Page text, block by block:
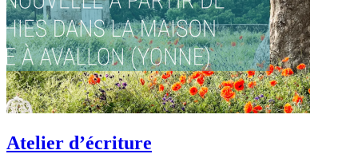
Atelier d’écriture